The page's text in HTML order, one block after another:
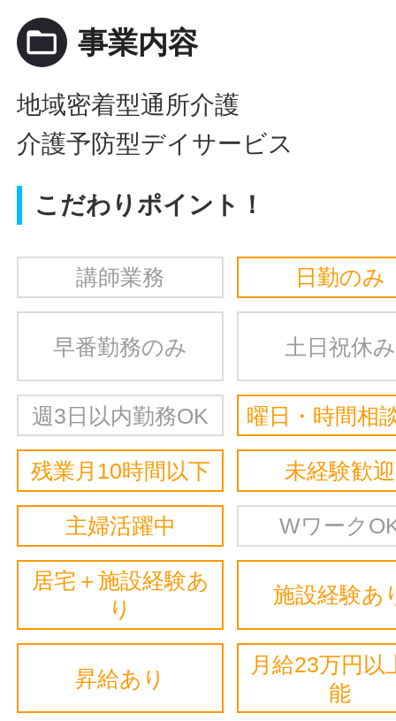
folder_open 事業内容
地域密着型通所介護
介護予防型デイサービス
こだわりポイント！
講師業務 日勤のみ
早番勤務のみ 土日祝休み
週3日以内勤務OK 曜日・時間相
残業月10時間以下 未経験歓迎
主婦活躍中 Wワーク
居宅＋施設経験あ
り
施設経験あ
昇給あり
月給23万円以
能